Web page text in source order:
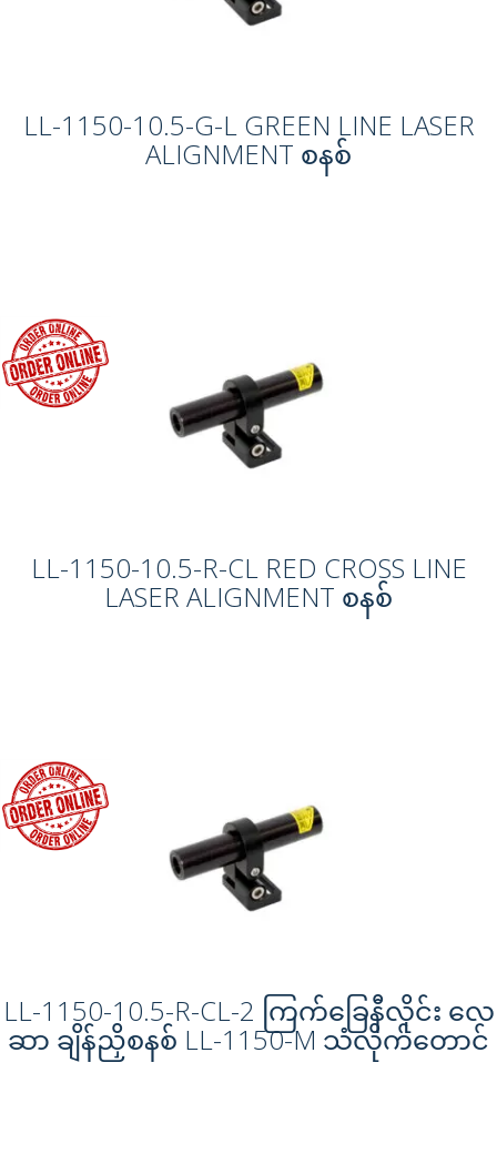
LL-1150-10.5-G-L GREEN LINE LASER
ALIGNMENT စနစ်
LL-1150-10.5-R-CL RED CROSS LINE
LASER ALIGNMENT စနစ်
LL-1150-10.5-R-CL-2 ကြက်ခြေနီလိုင်း လေ
ဆာ ချိန်ညှိစနစ် LL-1150-M သံလိုက်တောင်